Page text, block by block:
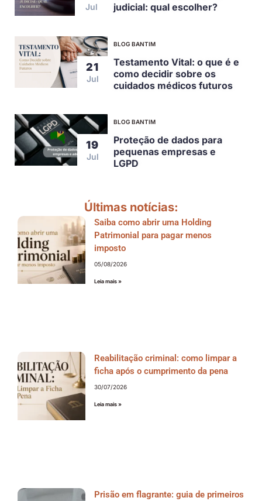
Jul
judicial: qual escolher?
21
Jul
BLOG BANTIM
Testamento Vital: o que é e
como decidir sobre os
cuidados médicos futuros
19
Jul
BLOG BANTIM
Proteção de dados para
pequenas empresas e
LGPD
Últimas notícias:
Saiba como abrir uma Holding
Patrimonial para pagar menos
imposto
05/08/2026
Leia mais »
Reabilitação criminal: como limpar a
ficha após o cumprimento da pena
30/07/2026
Leia mais »
Prisão em flagrante: guia de primeiros